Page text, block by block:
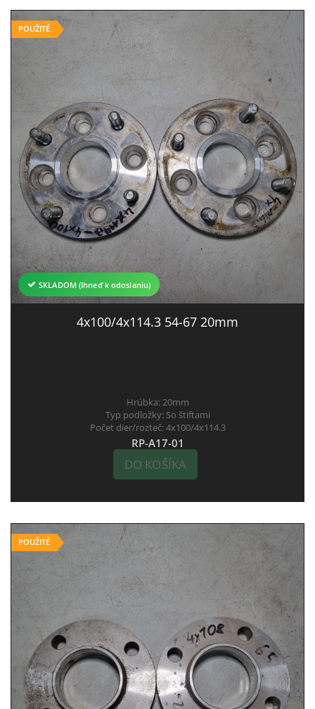
POUŽITÉ
SKLADOM (Ihneď k odoslaniu)
4x100/4x114.3 54-67 20mm
Hrúbka:20mm
Typ podložky: So štiftami
Počet dier/rozteč:4x100/4x114.3
RP-A17-01
DO KOŠÍKA
POUŽITÉ